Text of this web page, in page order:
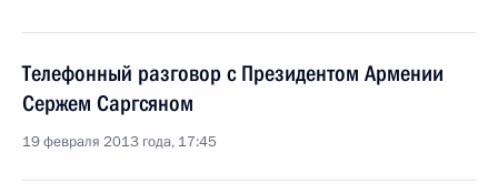
Телефонный разговор с Президентом Армении
Сержем Саргсяном
19 февраля 2013 года, 17:45